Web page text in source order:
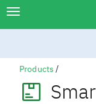
содержимому
Навигация
menu
Products /